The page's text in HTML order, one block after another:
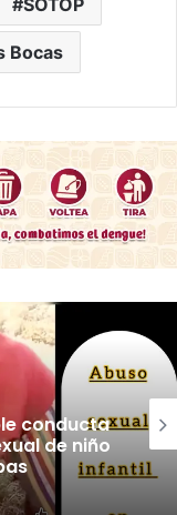
SOTOP
Bocas
conducta
de niño